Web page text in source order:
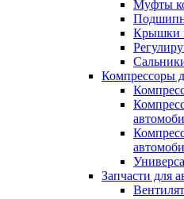
Муфты
Крышки
Компрессоры
Запчасти для